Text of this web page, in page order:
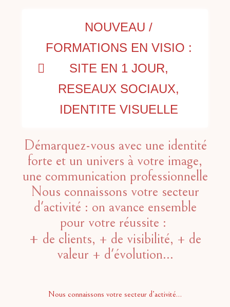
NOUVEAU /
FORMATIONS EN VISIO :
SITE EN 1 JOUR,
RESEAUX SOCIAUX,
IDENTITE VISUELLE
Démarquez-vous avec une identité
forte et un univers à votre image,
une communication professionnelle
Nous connaissons votre secteur
d'activité : on avance ensemble
pour votre réussite :
+ de clients, + de visibilité, + de
valeur + d'évolution...
Nous connaissons votre secteur d’activité…